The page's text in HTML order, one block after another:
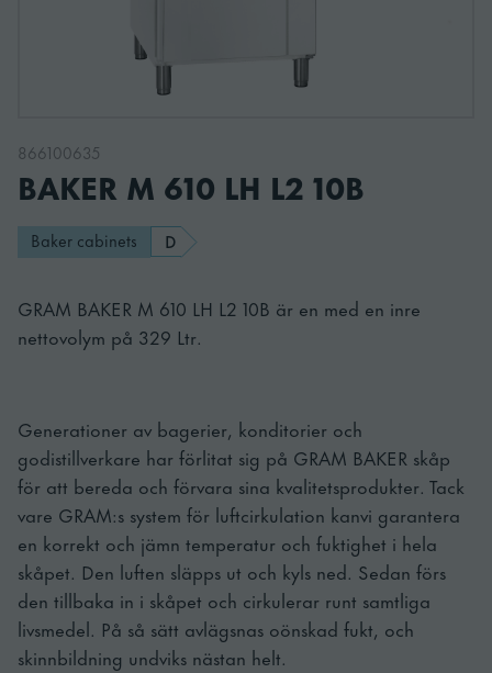
866100635
BAKER M 610 LH L2 10B
Baker cabinets D
GRAM BAKER M 610 LH L2 10B är en med en inre
nettovolym på 329 Ltr.
Generationer av bagerier, konditorier och
godistillverkare har förlitat sig på GRAM BAKER skåp
för att bereda och förvara sina kvalitetsprodukter. Tack
vare GRAM:s system för luftcirkulation kanvi garantera
en korrekt och jämn temperatur och fuktighet i hela
skåpet. Den luften släpps ut och kyls ned. Sedan förs
den tillbaka in i skåpet och cirkulerar runt samtliga
livsmedel. På så sätt avlägsnas oönskad fukt, och
skinnbildning undviks nästan helt.